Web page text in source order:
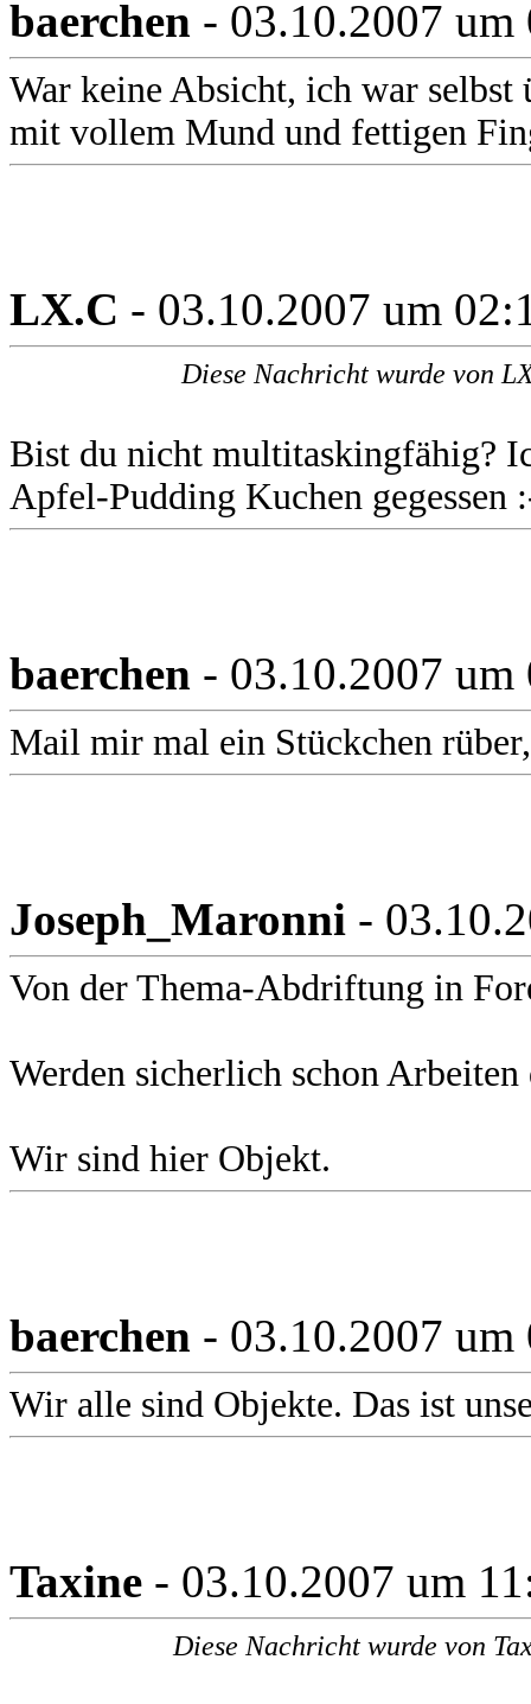
baerchen - 03.10.2007
War keine Absicht, ich war selbst
mit vollem Mund und fettigen
LX.C - 03.10.2007 um
Diese Nachricht wurde von
Bist du nicht multitaskingfähig?
Apfel-Pudding Kuchen gegessen
baerchen - 03.10.2007
Mail mir mal ein Stückchen
Joseph_Maronni -
Von der Thema-Abdriftung in
Werden sicherlich schon
Wir sind hier Objekt.
baerchen - 03.10.2007
Wir alle sind Objekte. Das ist
Taxine - 03.10.2007 um
Diese Nachricht wurde von